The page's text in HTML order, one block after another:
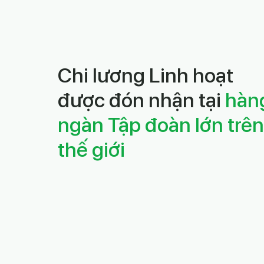
Chi lương Linh hoạt
được đón nhận tại
ngàn Tập đoàn lớn trên
thế giới